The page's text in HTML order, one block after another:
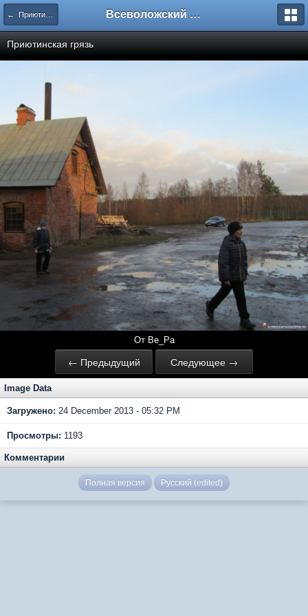
← Приютино. 24.12.2013. Это зима? Всеволожский форум
Приютинская грязь
От Ве_Ра
← Предыдущий Следующее →
Image Data
Загружено: 24 December 2013 - 05:32 PM
Просмотры: 1193
Комментарии
Полная версия Русский (edited)